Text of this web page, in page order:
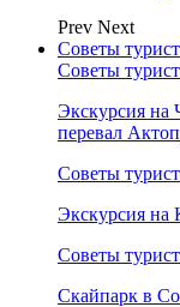
Prev Next
Советы
Советы
Экскурсия на
перевал
Советы
Экскурсия на
Советы
Скайпарк в